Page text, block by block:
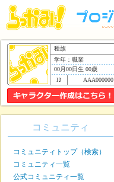
種族
学年：職業
00月00日生 00歳
AAA000000
コミュニティ
コミュニティトップ（検索）
コミュニティ一覧
公式コミュニティ一覧